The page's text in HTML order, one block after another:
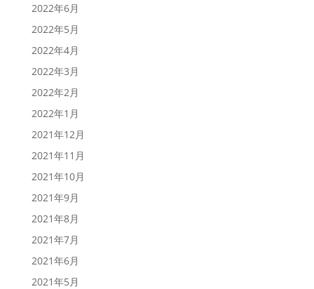
2022年6月
2022年5月
2022年4月
2022年3月
2022年2月
2022年1月
2021年12月
2021年11月
2021年10月
2021年9月
2021年8月
2021年7月
2021年6月
2021年5月